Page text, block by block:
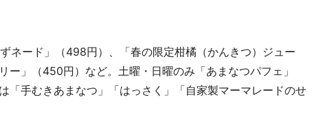
ネード」（498円）、「春の限定柑橘（かんきつ）ジュー
」（450円）など。土曜・日曜のみ「あまなつパフェ」
「手むきあまなつ」「はっさく」「自家製マーマレードのせ